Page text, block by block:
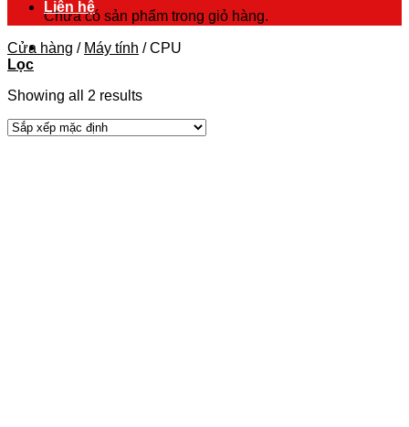
Chưa có sản phẩm trong giỏ hàng.
Liên hệ
Cửa hàng / Máy tính /CPU
Lọc
Showing all 2 results